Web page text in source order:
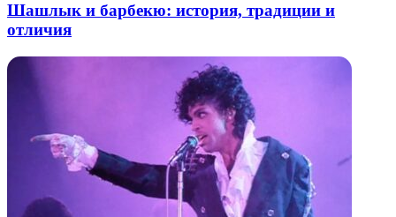
Шашлык и барбекю: история, традиции и
отличия